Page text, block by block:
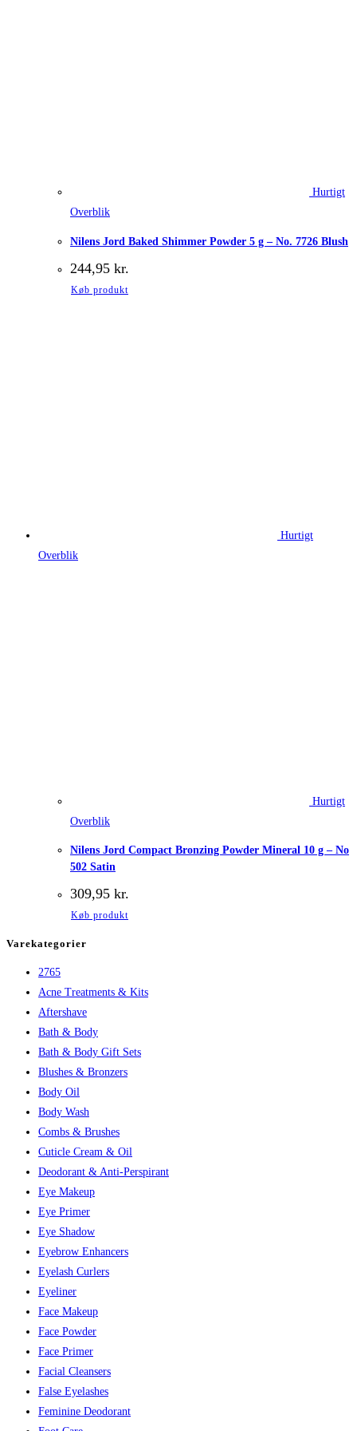
Hurtigt
Overblik
Nilens Jord Baked Shimmer Powder 5 g – No. 7726 Blush
244,95 kr.
Køb produkt
Hurtigt
Overblik
Hurtigt
Overblik
Nilens Jord Compact Bronzing Powder Mineral 10 g – No
502 Satin
309,95 kr.
Køb produkt
Varekategorier
2765
Acne Treatments & Kits
Aftershave
Bath & Body
Bath & Body Gift Sets
Blushes & Bronzers
Body Oil
Body Wash
Combs & Brushes
Cuticle Cream & Oil
Deodorant & Anti-Perspirant
Eye Makeup
Eye Primer
Eye Shadow
Eyebrow Enhancers
Eyelash Curlers
Eyeliner
Face Makeup
Face Powder
Face Primer
Facial Cleansers
False Eyelashes
Feminine Deodorant